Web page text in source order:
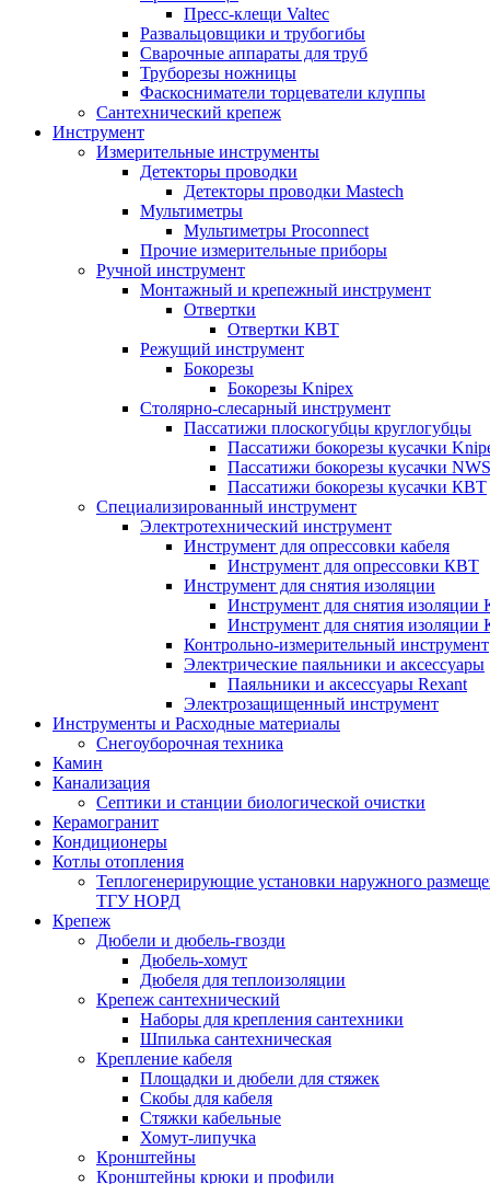
Пресс-клещи Valtec
Развальцовщики и трубогибы
Сварочные аппараты для труб
Труборезы ножницы
Фаскосниматели торцеватели клуппы
Сантехнический крепеж
Инструмент
Измерительные инструменты
Детекторы проводки
Детекторы проводки Mastech
Мультиметры
Мультиметры Proconnect
Прочие измерительные приборы
Ручной инструмент
Монтажный и крепежный инструмент
Отвертки
Отвертки КВТ
Режущий инструмент
Бокорезы
Бокорезы Knipex
Столярно-слесарный инструмент
Пассатижи плоскогубцы круглогубцы
Пассатижи бокорезы кусачки
Пассатижи бокорезы кусачки NWS
Пассатижи бокорезы кусачки КВТ
Специализированный инструмент
Электротехнический инструмент
Инструмент для опрессовки кабеля
Инструмент для опрессовки КВТ
Инструмент для снятия изоляции
Инструмент для снятия изоляции
Инструмент для снятия
Контрольно-измерительный инструмент
Электрические паяльники и аксессуары
Паяльники и аксессуары Rexant
Электрозащищенный инструмент
Инструменты и Расходные материалы
Снегоуборочная техника
Камин
Канализация
Септики и станции биологической очистки
Керамогранит
Кондиционеры
Котлы отопления
Теплогенерирующие установки наружного
ТГУ НОРД
Крепеж
Дюбели и дюбель-гвозди
Дюбель-хомут
Дюбеля для теплоизоляции
Крепеж сантехнический
Наборы для крепления сантехники
Шпилька сантехническая
Крепление кабеля
Площадки и дюбели для стяжек
Скобы для кабеля
Стяжки кабельные
Хомут-липучка
Кронштейны
Кронштейны крюки и профили